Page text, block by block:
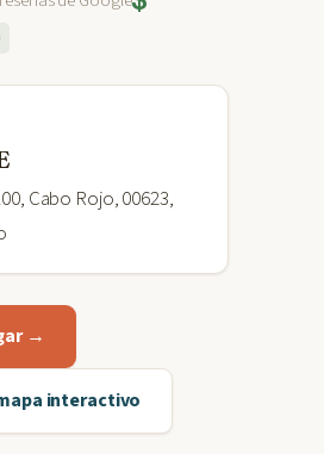
Cabo Rojo, 00623,
→
interactivo